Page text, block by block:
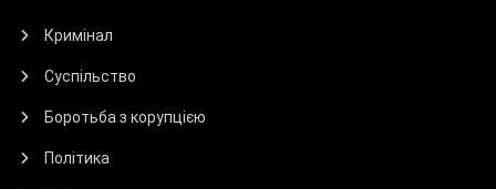
Кримінал
Суспільство
Боротьба з корупцією
Політика